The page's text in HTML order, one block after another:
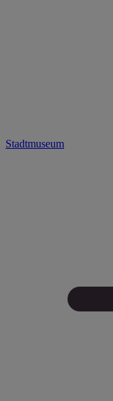
Stadtmuseum